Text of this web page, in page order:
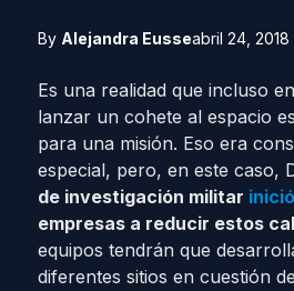
By Alejandra Eusseabril 24, 2018
Es una realidad que incluso
lanzar un cohete al espacio
para una misión. Eso era
especial, pero, en este caso,
de investigación militar inició
empresas a reducir estos
equipos tendrán que
diferentes sitios en cuestión